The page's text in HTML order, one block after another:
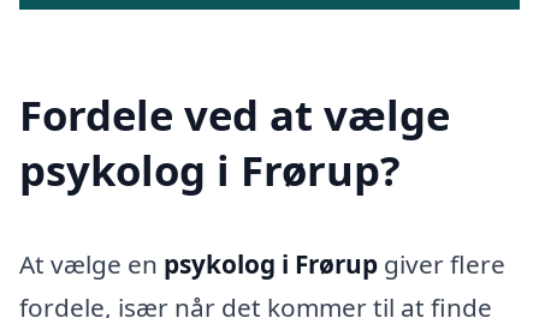
Fordele ved at vælge
psykolog i Frørup?
At vælge en psykolog i Frørup giver flere
fordele, især når det kommer til at finde